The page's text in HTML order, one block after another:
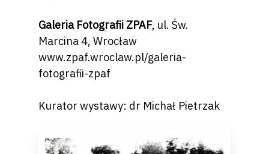
Galeria Fotografii ZPAF, ul. Św.
Marcina 4, Wrocław
www.zpaf.wroclaw.pl/galeria-
fotografii-zpaf
Kurator wystawy: dr Michał Pietrzak